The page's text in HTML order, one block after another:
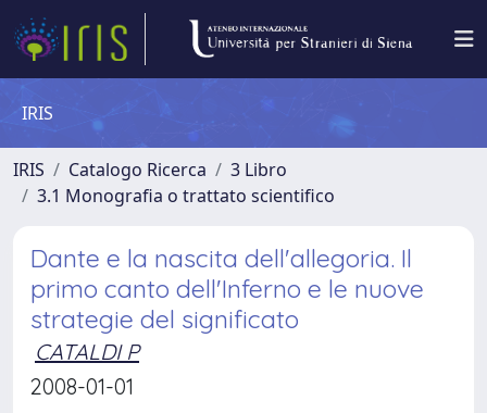
IRIS
IRIS Catalogo Ricerca
3 Libro
3.1 Monografia o trattato scientifico
Dante e la nascita dell'allegoria. Il
primo canto dell'Inferno e le nuove
strategie del significato
CATALDI P
2008-01-01